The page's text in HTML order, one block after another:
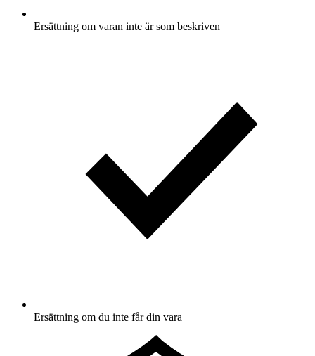
Ersättning om varan inte är som beskriven
Ersättning om du inte får din vara